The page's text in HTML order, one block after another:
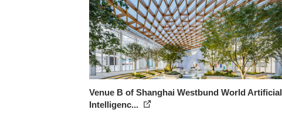
Venue B of Shanghai Westbund World Artificial
Intelligenc...